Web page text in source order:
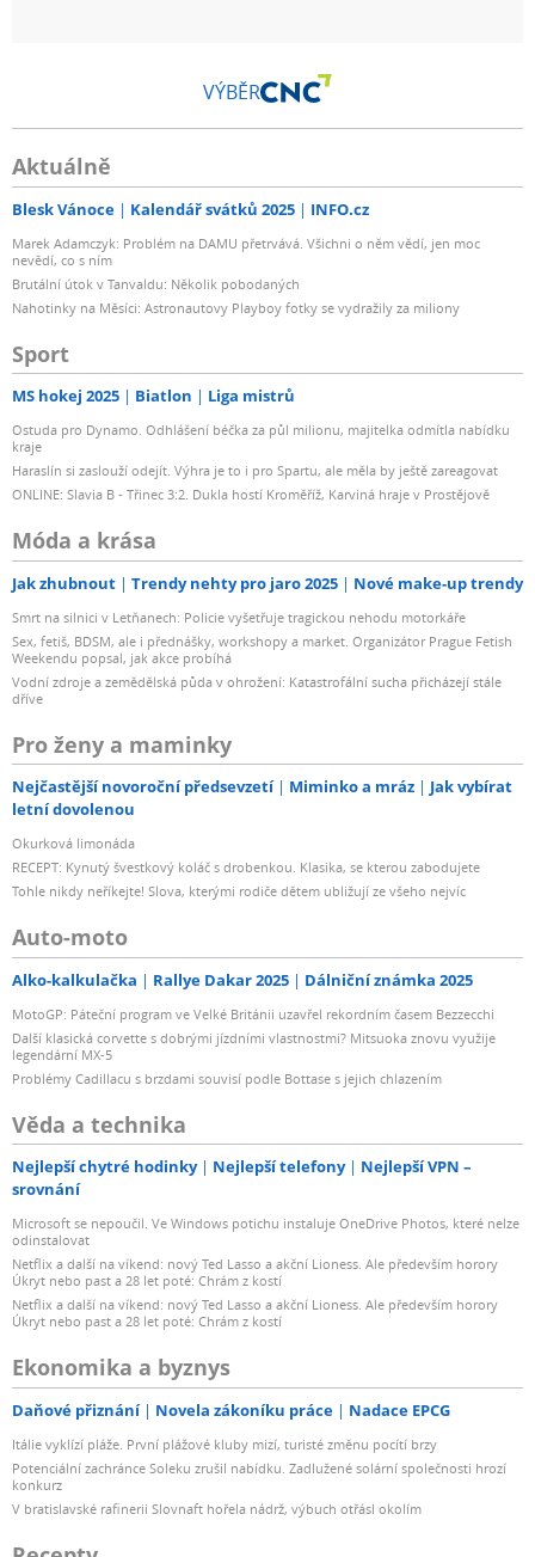
VÝBĚR
Aktuálně
Blesk Vánoce Kalendář svátků 2025 INFO.cz
Marek Adamczyk: Problém na DAMU přetrvává. Všichni o něm vědí, jen moc
nevědí, co s ním
Brutální útok v Tanvaldu: Několik pobodaných
Nahotinky na Měsíci: Astronautovy Playboy fotky se vydražily za miliony
Sport
MS hokej 2025 Biatlon Liga mistrů
Ostuda pro Dynamo. Odhlášení béčka za půl milionu, majitelka odmítla nabídku
kraje
Haraslín si zaslouží odejít. Výhra je to i pro Spartu, ale měla by ještě zareagovat
ONLINE: Slavia B - Třinec 3:2. Dukla hostí Kroměříž, Karviná hraje v Prostějově
Móda a krása
Jak zhubnout Trendy nehty pro jaro 2025 Nové make-up trendy
Smrt na silnici v Letňanech: Policie vyšetřuje tragickou nehodu motorkáře
Sex, fetiš, BDSM, ale i přednášky, workshopy a market. Organizátor Prague Fetish
Weekendu popsal, jak akce probíhá
Vodní zdroje a zemědělská půda v ohrožení: Katastrofální sucha přicházejí stále
dříve
Pro ženy a maminky
Nejčastější novoroční předsevzetí Miminko a mráz
Jak vybírat
letní dovolenou
Okurková limonáda
RECEPT: Kynutý švestkový koláč s drobenkou. Klasika, se kterou zabodujete
Tohle nikdy neříkejte! Slova, kterými rodiče dětem ubližují ze všeho nejvíc
Auto-moto
Alko-kalkulačka Rallye Dakar 2025 Dálniční známka 2025
MotoGP: Páteční program ve Velké Británii uzavřel rekordním časem Bezzecchi
Další klasická corvette s dobrými jízdními vlastnostmi? Mitsuoka znovu využije
legendární MX-5
Problémy Cadillacu s brzdami souvisí podle Bottase s jejich chlazením
Věda a technika
Nejlepší chytré hodinky Nejlepší telefony
Nejlepší VPN –
srovnání
Microsoft se nepoučil. Ve Windows potichu instaluje OneDrive Photos, které nelze
odinstalovat
Netflix a další na víkend: nový Ted Lasso a akční Lioness. Ale především horory
Úkryt nebo past a 28 let poté: Chrám z kostí
Netflix a další na víkend: nový Ted Lasso a akční Lioness. Ale především horory
Úkryt nebo past a 28 let poté: Chrám z kostí
Ekonomika a byznys
Daňové přiznání Novela zákoníku práce Nadace EPCG
Itálie vyklízí pláže. První plážové kluby mizí, turisté změnu pocítí brzy
Potenciální zachránce Soleku zrušil nabídku. Zadlužené solární společnosti hrozí
konkurz
V bratislavské rafinerii Slovnaft hořela nádrž, výbuch otřásl okolím